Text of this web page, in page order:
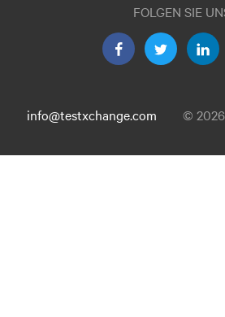
FOLGEN SIE
info@testxchange.com ©